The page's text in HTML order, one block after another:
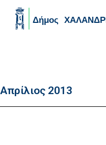
Απρίλιος 2013